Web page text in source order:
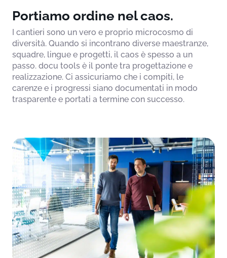
Portiamo ordine nel caos.
I cantieri sono un vero e proprio microcosmo di
diversità. Quando si incontrano diverse maestranze,
squadre, lingue e progetti, il caos è spesso a un
passo. docu tools è il ponte tra progettazione e
realizzazione. Ci assicuriamo che i compiti, le
carenze e i progressi siano documentati in modo
trasparente e portati a termine con successo.